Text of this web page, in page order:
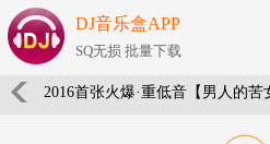
DJ音乐盒APP
SQ无损 批量下载
2016首张火爆·重低音【男人的